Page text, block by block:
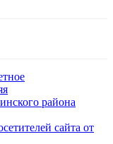
района
сайта от